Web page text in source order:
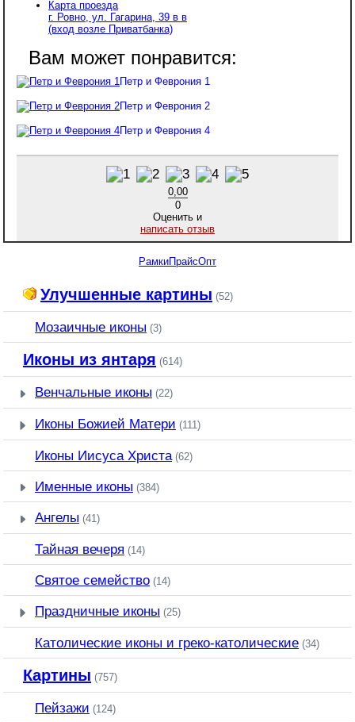
Карта проезда
г. Ровно, ул. Гагарина, 39 в в
(вход возле Приватбанка)
Петр и Феврония 1
Петр и Феврония 2
Петр и Феврония 4
0,00
0
Оценить и
написать отзыв
РамкиПрайсОпт
Улучшенные картины (52)
Мозаичные иконы (3)
Иконы из янтаря (614)
Венчальные иконы (22)
Иконы Божией Матери (111)
Иконы Иисуса Христа (62)
Именные иконы (384)
Ангелы (41)
Тайная вечеря (14)
Святое семейство (14)
Праздничные иконы (25)
Католические иконы и греко-католические (34)
Картины (757)
Пейзажи (124)